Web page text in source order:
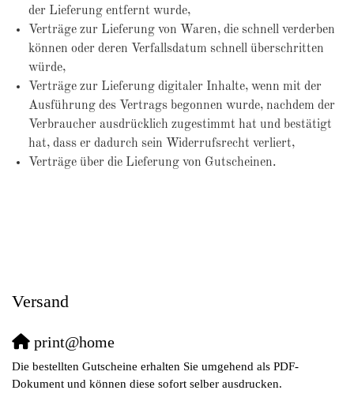
der Lieferung entfernt wurde,
Verträge zur Lieferung von Waren, die schnell verderben
können oder deren Verfallsdatum schnell überschritten
würde,
Verträge zur Lieferung digitaler Inhalte, wenn mit der
Ausführung des Vertrags begonnen wurde, nachdem der
Verbraucher ausdrücklich zugestimmt hat und bestätigt
hat, dass er dadurch sein Widerrufsrecht verliert,
Verträge über die Lieferung von Gutscheinen.
Versand
print@home
Die bestellten Gutscheine erhalten Sie umgehend als PDF-
Dokument und können diese sofort selber ausdrucken.